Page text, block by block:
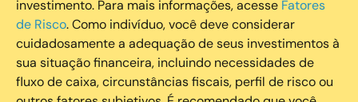
investimento. Para mais informações, acesse Fatores
de Risco. Como indivíduo, você deve considerar
cuidadosamente a adequação de seus investimentos à
sua situação financeira, incluindo necessidades de
fluxo de caixa, circunstâncias fiscais, perfil de risco ou